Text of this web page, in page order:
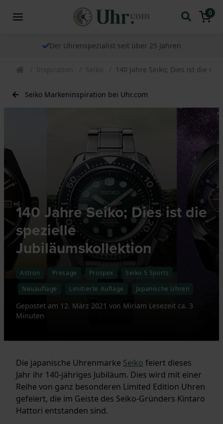
0
Der Uhrenspezialist seit über 25 Jahren
Inspiration Seiko 140 Jahre Seiko; Dies ist die
Seiko Markeninspiration bei Uhr.com
140 Jahre Seiko; Dies ist die
spezielle
Jubiläumskollektion
Astron Presage Prospex
Seiko 5 Sports
Neuauflage
Limitierte Auflage Japanische Uhren
Gepostet am 12. März 2021 von Miriam Lesezeit ca. 3
Minuten
Die japanische Uhrenmarke Seiko feiert dieses
Jahr ihr 140-jähriges Jubiläum. Dies wird mit einer
Reihe von ganz besonderen Limited Edition Uhren
gefeiert, die im Geiste des Seiko-Gründers Kintaro
Hattori entstanden sind.